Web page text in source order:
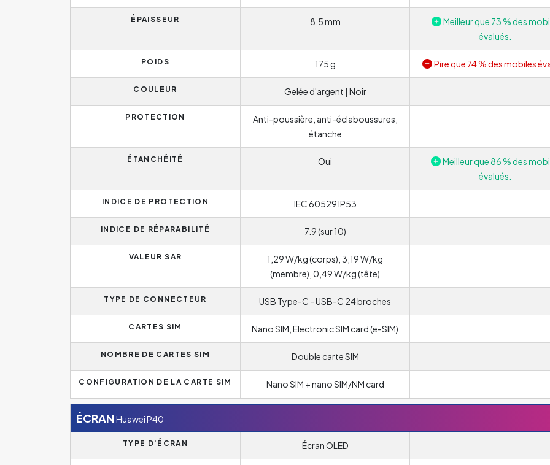
ÉPAISSEUR 8.5 mm
Meilleur que 73 % des
évalués.
POIDS 175 g Pire que 74 % des mobiles
COULEUR Gelée d'argent | Noir
PROTECTION
Anti-poussière, anti-éclaboussures,
étanche
ÉTANCHÉITÉ Oui
Meilleur que 86 % des
évalués.
INDICE DE PROTECTION IEC 60529 IP53
INDICE DE RÉPARABILITÉ 7.9 (sur 10)
VALEUR SAR
1,29 W/kg (corps), 3,19 W/kg
(membre), 0,49 W/kg (tête)
TYPE DE CONNECTEUR USB Type-C - USB-C 24 broches
CARTES SIM Nano SIM, Electronic SIM card (e-SIM)
NOMBRE DE CARTES SIM Double carte SIM
CONFIGURATION DE LA CARTE SIM Nano SIM + nano SIM/NM card
ÉCRAN Huawei P40
TYPE D'ÉCRAN Écran OLED